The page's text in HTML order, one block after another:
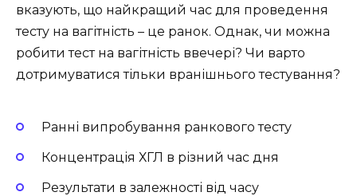
вказують, що найкращий час для проведення
тесту на вагітність – це ранок. Однак, чи можна
робити тест на вагітність ввечері? Чи варто
дотримуватися тільки вранішнього тестування?
Ранні випробування ранкового тесту
Концентрація ХГЛ в різний час дня
Результати в залежності від часу